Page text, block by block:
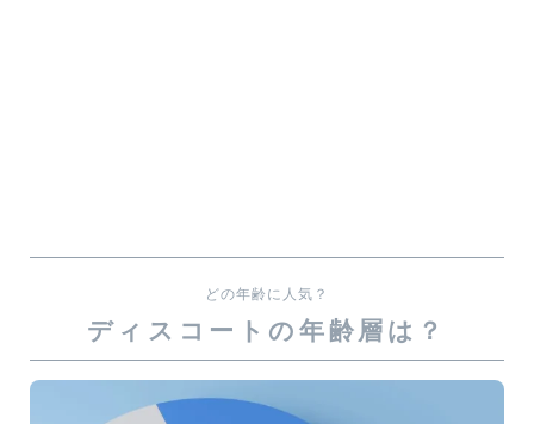
どの年齢に人気？
ディスコートの年齢層は？